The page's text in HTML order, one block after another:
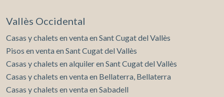
Vallès Occidental
Casas y chalets en venta en Sant Cugat del Vallès
Pisos en venta en Sant Cugat del Vallès
Casas y chalets en alquiler en Sant Cugat del Vallès
Casas y chalets en venta en Bellaterra, Bellaterra
Casas y chalets en venta en Sabadell